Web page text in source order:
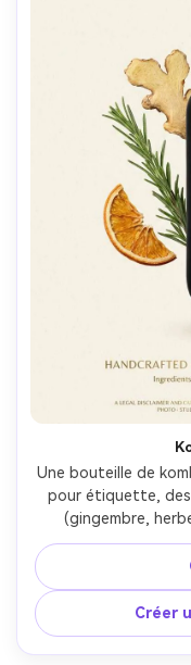
Une bouteille de
pour étiquette,
(gingembre,
proprement
touches
studio avec lumière
composition
reflets réalistes
Créer